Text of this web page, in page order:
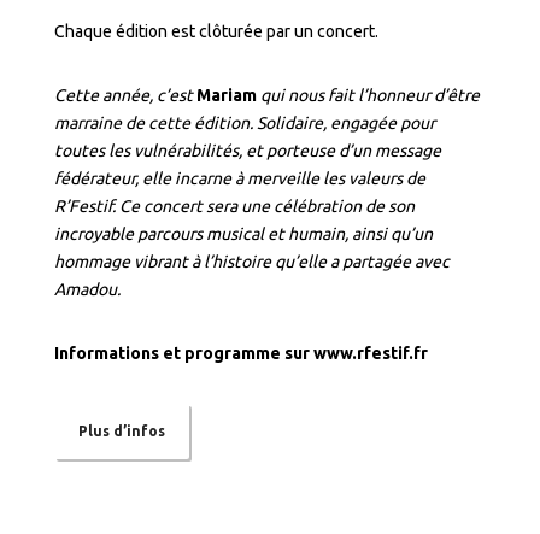
Chaque édition est clôturée par un concert.
Cette année, c’estMariam qui nous fait l’honneur d’être
marraine de cette édition. Solidaire, engagée pour
toutes les vulnérabilités, et porteuse d’un message
fédérateur, elle incarne à merveille les valeurs de
R’Festif. Ce concert sera une célébration de son
incroyable parcours musical et humain, ainsi qu’un
hommage vibrant à l’histoire qu’elle a partagée avec
Amadou.
Informations et programme sur www.rfestif.fr
Plus d’infos